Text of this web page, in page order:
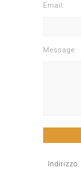
Email:
Message:
Indirizzo: